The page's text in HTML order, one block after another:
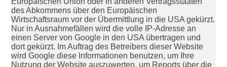
des Abkommens über den Europäischen
Wirtschaftsraum vor der Übermittlung in die USA gekürzt.
Nur in Ausnahmefällen wird die volle IP-Adresse an
einen Server von Google in den USA übertragen und
dort gekürzt. Im Auftrag des Betreibers dieser Website
wird Google diese Informationen benutzen, um Ihre
Nutzung der Website auszuwerten, um Reports über die